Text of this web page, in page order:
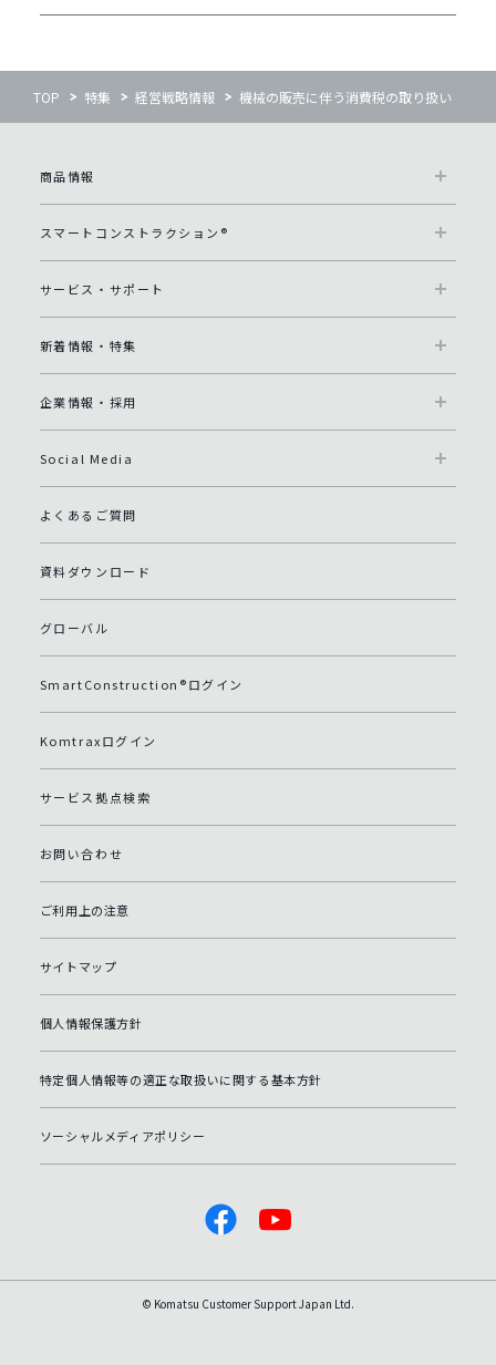
TOP 特集 経営戦略情報 機械の販売に伴う消費税の取り扱い
商品情報
スマートコンストラクション®
サービス・サポート
新着情報・特集
企業情報・採用
Social Media
よくあるご質問
資料ダウンロード
グローバル
SmartConstruction®ログイン
Komtraxログイン
サービス拠点検索
お問い合わせ
© Komatsu Customer Support Japan Ltd.
ご利用上の注意
サイトマップ
個人情報保護方針
特定個人情報等の適正な取扱いに関する基本方針
ソーシャルメディアポリシー